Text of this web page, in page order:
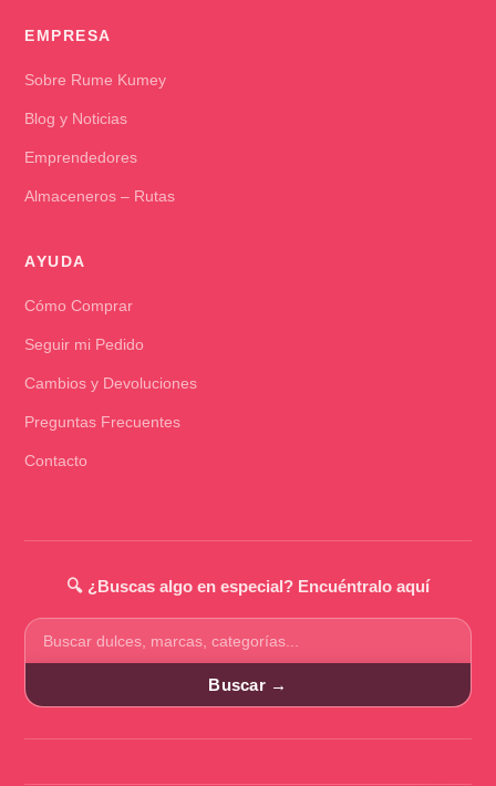
EMPRESA
Sobre Rume Kumey
Blog y Noticias
Emprendedores
Almaceneros – Rutas
AYUDA
Cómo Comprar
Seguir mi Pedido
Cambios y Devoluciones
Preguntas Frecuentes
Contacto
🔍 ¿Buscas algo en especial? Encuéntralo aquí
Buscar
productos
Buscar →